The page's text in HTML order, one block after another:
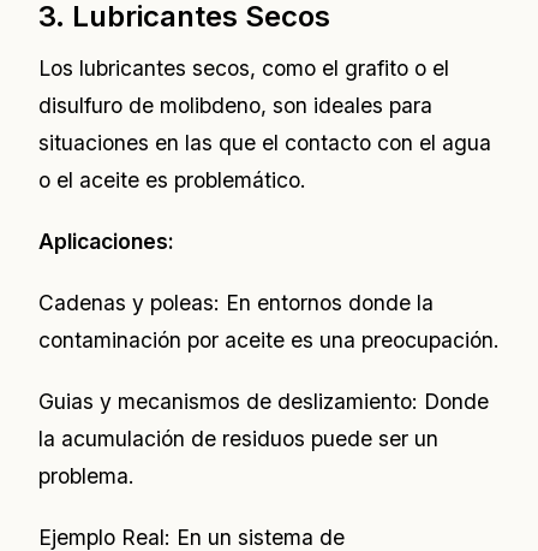
3. Lubricantes Secos
Los lubricantes secos, como el grafito o el
disulfuro de molibdeno, son ideales para
situaciones en las que el contacto con el agua
o el aceite es problemático.
Aplicaciones:
Cadenas y poleas: En entornos donde la
contaminación por aceite es una preocupación.
Guias y mecanismos de deslizamiento: Donde
la acumulación de residuos puede ser un
problema.
Ejemplo Real: En un sistema de